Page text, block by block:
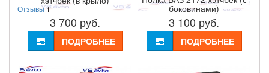
Отзывы1
3 700 руб.
ПОДРОБНЕЕ
боковинами)
3 100 руб.
ПОДРОБНЕЕ